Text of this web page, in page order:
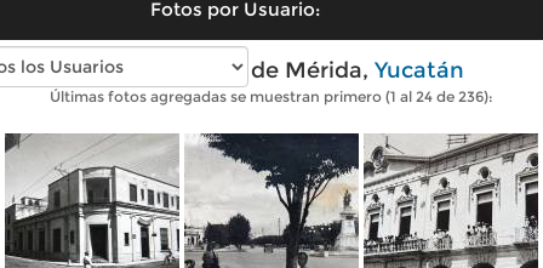
Fotos por Usuario:
Fotos antiguas de Mérida, Yucatán
Últimas fotos agregadas se muestran primero (1 al 24 de 236):